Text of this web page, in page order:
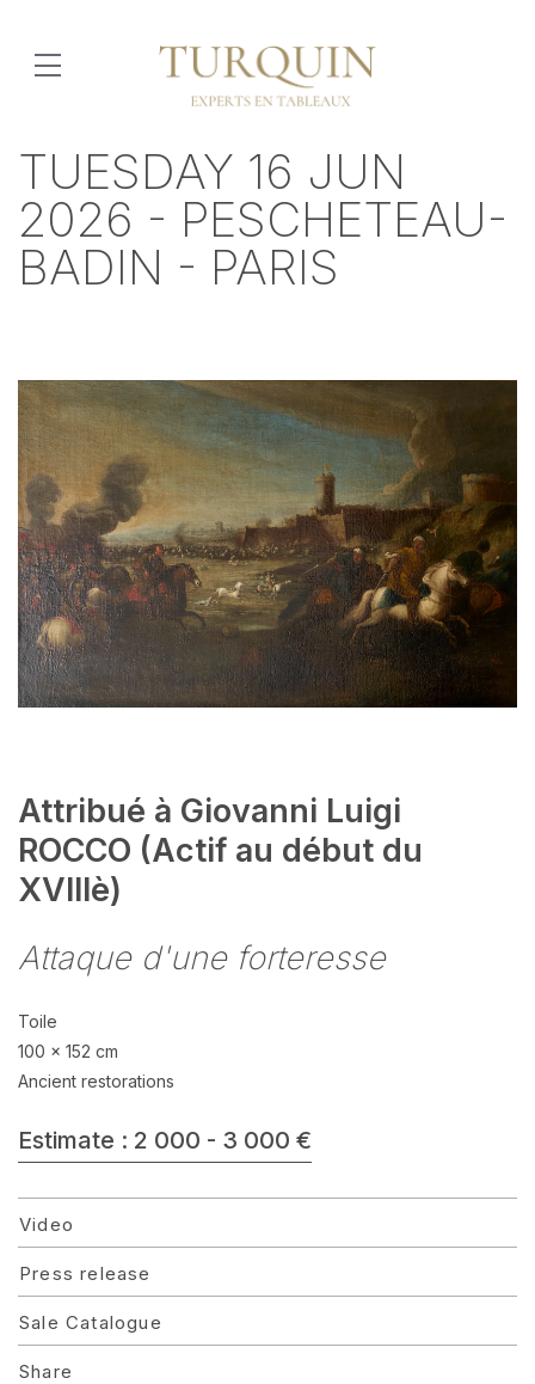
TUESDAY 16 JUN
2026 - PESCHETEAU-
BADIN - PARIS
Attribué à Giovanni Luigi
ROCCO (Actif au début du
XVIIIè)
Attaque d'une forteresse
Toile
100 x 152 cm
Ancient restorations
Estimate : 2 000 - 3 000 €
Video
Press release
Sale Catalogue
Share